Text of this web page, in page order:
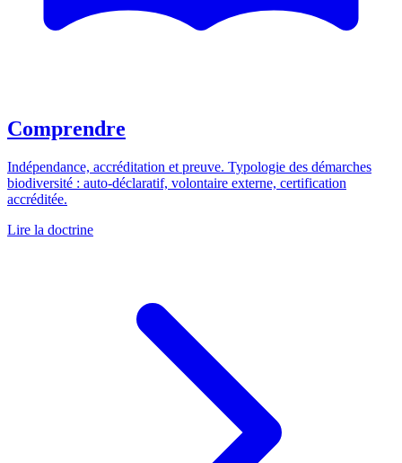
Comprendre
Indépendance, accréditation et preuve. Typologie des démarches
biodiversité : auto-déclaratif, volontaire externe, certification
accréditée.
Lire la doctrine